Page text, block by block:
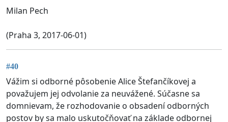
Milan Pech
(Praha 3, 2017-06-01)
#40
Vážim si odborné pôsobenie Alice Štefančíkovej a
považujem jej odvolanie za neuvážené. Súčasne sa
domnievam, že rozhodovanie o obsadení odborných
postov by sa malo uskutočňovať na základe odbornej